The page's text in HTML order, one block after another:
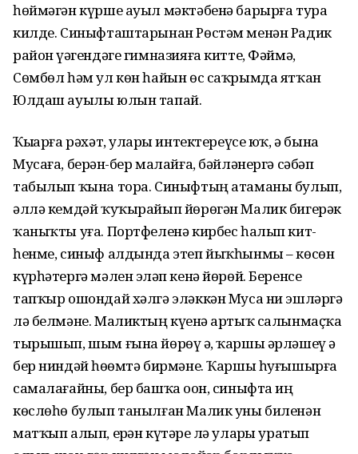
һөймәгән күрше ауыл мәктәбенә барырға тура
килде. Синыфташтарынан Рөстәм менән Радик
район үҙәгендәге гимназияға китте, Фәймә,
Сөмбөл һәм ул көн һа­йын өс саҡрымда ятҡан
Юлдаш ауылы юлын тапай.
Ҡыҙҙарға рәхәт, уларҙы интектереүсе юҡ, ә бына
Мусаға, берҙән-бер ма­лай­ға, бәйләнергә сәбәп
табылып ҡына тора. Синыфтың атаманы булып,
әллә кемдәй ҡуҡырайып йөрөгән Малик бигерәк
ҡаныҡты уға. Портфеленә кирбес һалып кит­
һенме, синыф алдында этеп йыҡһынмы – көсөн
күрһәтергә мәлен эҙләп кенә йөрөй. Беренсе
тапҡыр ошондай хәлгә эләккән Муса ни эшләргә
лә белмәне. Маликтың күҙенә артыҡ салынмаҫҡа
тырышып, шым ғына йөрөү ҙә, ҡаршы әрләшеү ҙә
бер ниндәй һөҙөмтә бирмәне. Ҡаршы һуғышырға
самалағайны, бер башҡа оҙон, синыфта иң
көслөһө булып танылған Малик уны биленән
матҡып алып, ерҙән күтәрҙе лә уларҙы уратып